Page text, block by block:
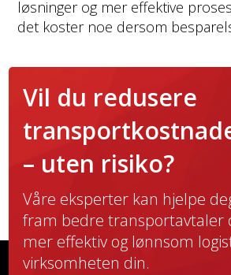
løsninger og mer effektive
det koster noe dersom
Vil du redusere
– uten risiko?
Våre eksperter kan hjelpe
fram bedre transportavtaler
mer effektiv og lønnsom
virksomheten din.